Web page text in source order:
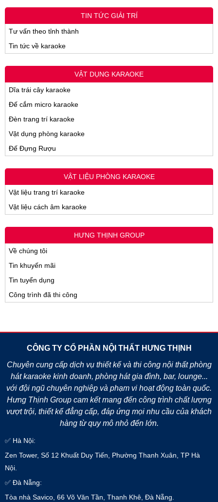
TIN TỨC GIẢI TRÍ
Tư vấn theo tỉnh thành
Tin tức về karaoke
VẬT DỤNG KARAOKE
Dĩa trái cây karaoke
Đế cắm micro karaoke
Đèn trang trí karaoke
Vật dụng phòng karaoke
Đế Đựng Rượu
VẬT LIỆU PHÒNG KARAOKE
Vật liệu trang trí karaoke
Vật liệu cách âm karaoke
HƯNG THỊNH GROUP
Về chúng tôi
Tin khuyến mãi
Tin tuyển dụng
Công trình đã thi công
CÔNG TY CỔ PHẦN NỘI THẤT HƯNG THỊNH
Chuyên cung cấp dịch vụ thiết kế và thi công nội thất phòng
hát karaoke kinh doanh, phòng hát gia đình, bar, lounge...
với đội ngũ chuyên nghiệp và phạm vi hoạt động toàn quốc.
Hưng Thịnh Group cam kết mang đến công trình chất lượng
vượt trội, thiết kế đẳng cấp, đáp ứng mọi nhu cầu của khách
hàng từ quy mô nhỏ đến lớn.
✅ Hà Nội:
Zen Tower, Số 12 Khuất Duy Tiến, Phường Thanh Xuân, TP Hà
Nội.
✅ Đà Nẵng:
Tòa nhà Savico, 66 Võ Văn Tần, Thanh Khê, Đà Nẵng.